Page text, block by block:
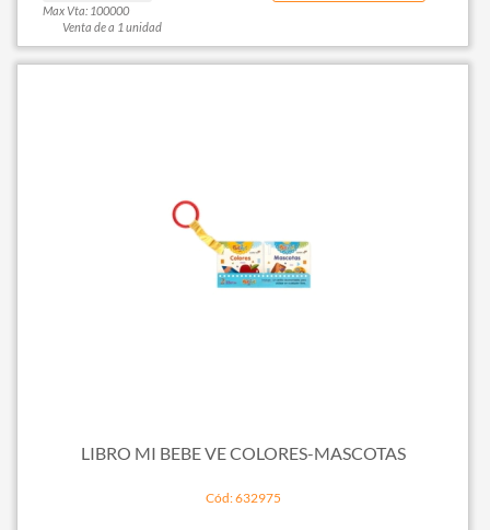
Max Vta: 100000
Venta de a 1 unidad
LIBRO MI BEBE VE COLORES-MASCOTAS
Cód: 632975